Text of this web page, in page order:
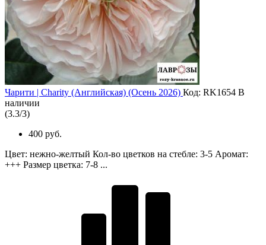
Чарити | Charity (Английская) (Осень 2026) Код: RK1654 В
наличии
(3.3/3)
400 руб.
Цвет: нежно-желтый Кол-во цветков на стебле: 3-5 Аромат:
+++ Размер цветка: 7-8 ...